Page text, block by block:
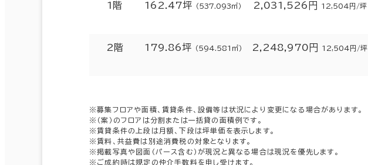
1階 162.47坪 （537.093㎡） 2,031,526円 12,504円/坪
2階 179.86坪 （594.581㎡） 2,248,970円 12,504円/坪
※募集フロアや面積、賃貸条件、設備等は状況により変更になる場合があります。
※（案）のフロアは分割または一括貸の面積例です。
※賃貸条件の上段は月額、下段は坪単価を表示します。
※賃料、共益費は別途消費税の対象となります。
※掲載写真や図面（パース含む）が現況と異なる場合は現況を優先します。
※ご成約時は規定の仲介手数料を申し受けます。